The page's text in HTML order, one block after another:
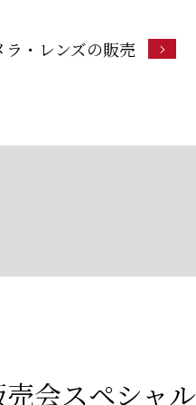
ラ・レンズの販売
会スペシャル